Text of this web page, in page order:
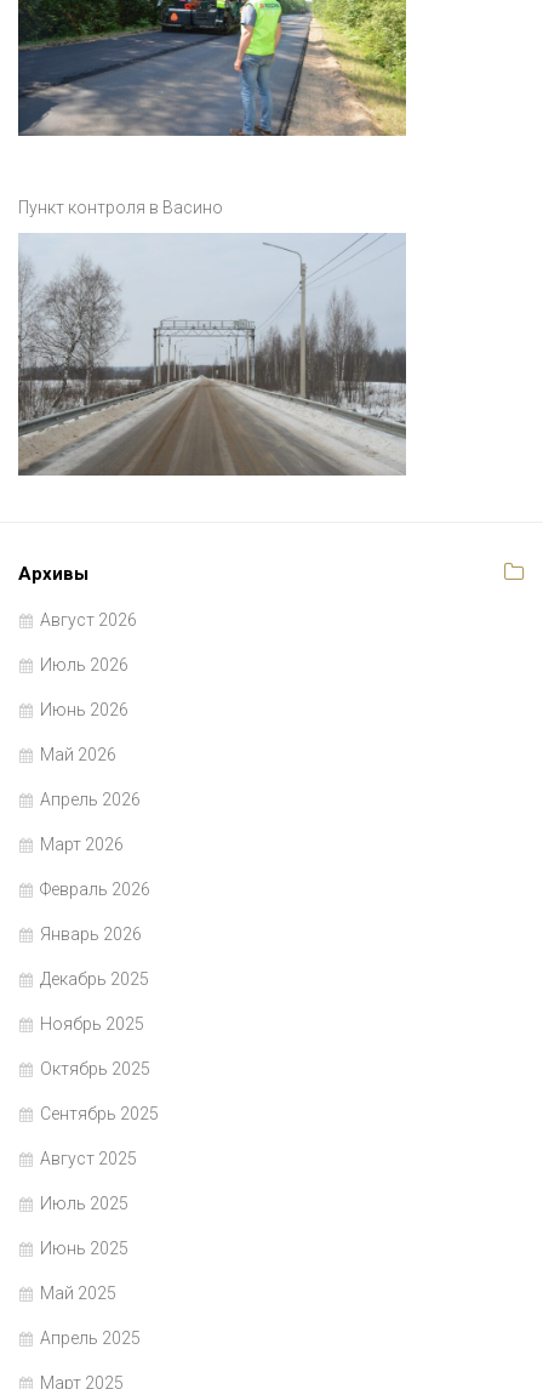
Пункт контроля в Васино
Архивы
Август 2026
Июль 2026
Июнь 2026
Май 2026
Апрель 2026
Март 2026
Февраль 2026
Январь 2026
Декабрь 2025
Ноябрь 2025
Октябрь 2025
Сентябрь 2025
Август 2025
Июль 2025
Июнь 2025
Май 2025
Апрель 2025
Март 2025